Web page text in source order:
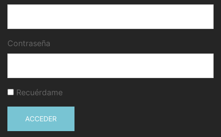
Contraseña
Recuérdame
ACCEDER